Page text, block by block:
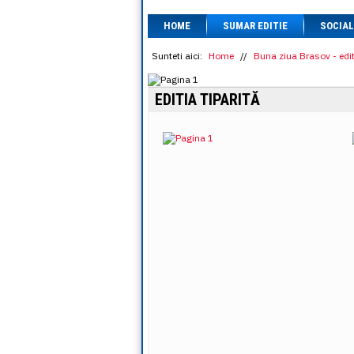
HOME SUMAR EDITIE SOCIAL
Sunteti aici: Home // Buna ziua Brasov -
EDITIA TIPARITĂ